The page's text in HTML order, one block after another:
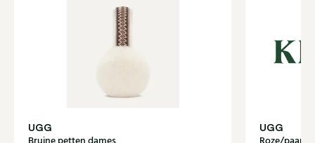
UGG UGG